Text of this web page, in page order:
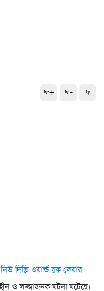
ফ+ ফ- ফ
নিউ দিল্লি ওয়ার্ল্ড বুক ফেয়ার
ও লজ্জাজনক ঘটনা ঘটেছে।